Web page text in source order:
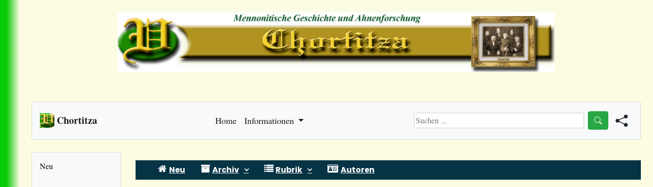
Chortitza Home Informationen
Neu
Skip
Neu Archiv Rubrik Autoren